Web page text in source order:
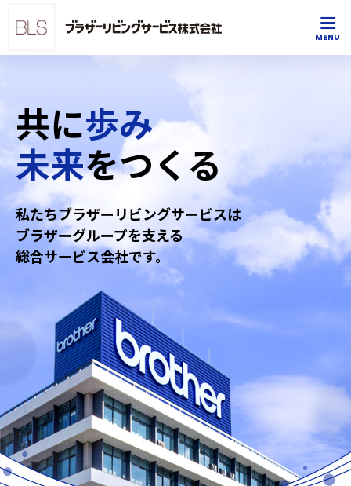
共に歩み
未来をつくる
私たちブラザーリビングサービスは
ブラザーグループを支える
総合サービス会社です。